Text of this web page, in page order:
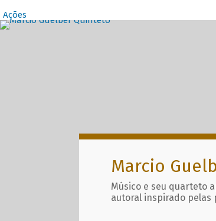
Ações
Destaques
Marcio
Músico e seu quarteto
autoral inspirado pelas